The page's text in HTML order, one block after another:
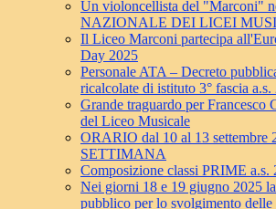
Un violoncellista del "Marconi"
NAZIONALE DEI LICEI
Il Liceo Marconi partecipa
Day 2025
Personale ATA – Decreto
ricalcolate di istituto 3° fascia
Grande traguardo per Francesco
del Liceo Musicale
ORARIO dal 10 al 13 settembre
SETTIMANA
Composizione classi PRIME a.s.
Nei giorni 18 e 19 giugno 2025
pubblico per lo svolgimento delle